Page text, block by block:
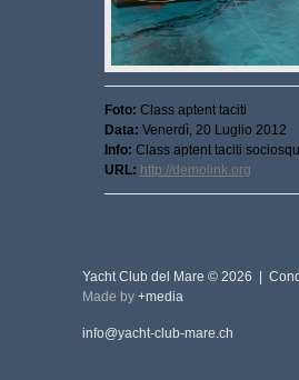
Foto: Class aptent taciti
Data: Venerdì, 20 Luglio 2012
Info: Class aptent taciti
URL: http://demolink.org
Yacht Club del Mare © 2026 |
Made by +media
info@yacht-club-mare.ch